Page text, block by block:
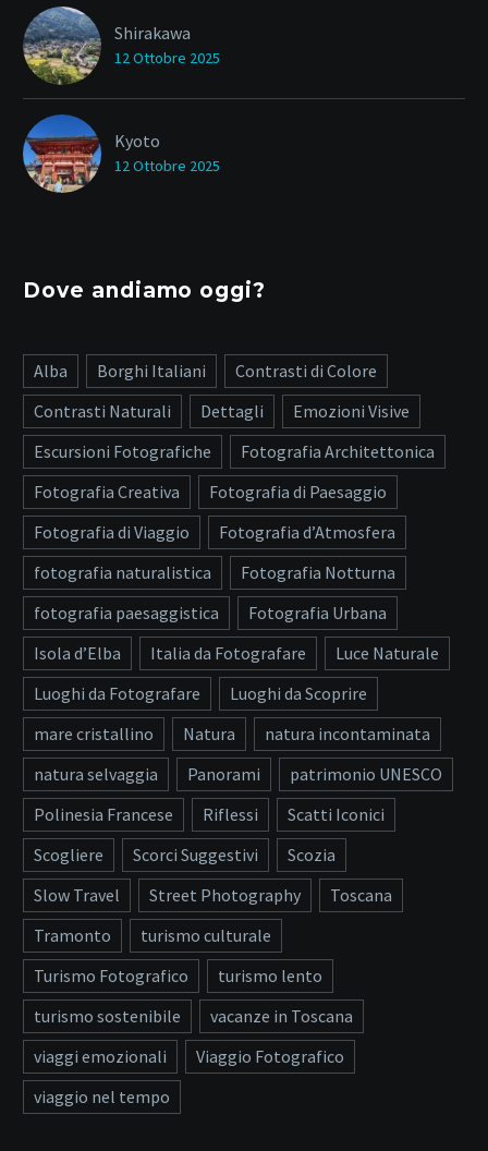
Shirakawa
12 Ottobre 2025
Kyoto
12 Ottobre 2025
Dove andiamo oggi?
Alba Borghi Italiani
Contrasti di Colore
Contrasti Naturali
Dettagli
Emozioni Visive
Escursioni Fotografiche
Fotografia Architettonica
Fotografia Creativa
Fotografia di Paesaggio
Fotografia di Viaggio
Fotografia d’Atmosfera
fotografia naturalistica
Fotografia Notturna
fotografia paesaggistica
Fotografia Urbana
Isola d’Elba
Italia da Fotografare
Luce Naturale
Luoghi da Fotografare
Luoghi da Scoprire
mare cristallino
Natura
natura incontaminata
natura selvaggia
Panorami
patrimonio UNESCO
Polinesia Francese
Riflessi
Scatti Iconici
Scogliere
Scorci Suggestivi
Scozia
Slow Travel
Street Photography
Toscana
Tramonto
turismo culturale
Turismo Fotografico
turismo lento
turismo sostenibile
vacanze in Toscana
viaggi emozionali
Viaggio Fotografico
viaggio nel tempo